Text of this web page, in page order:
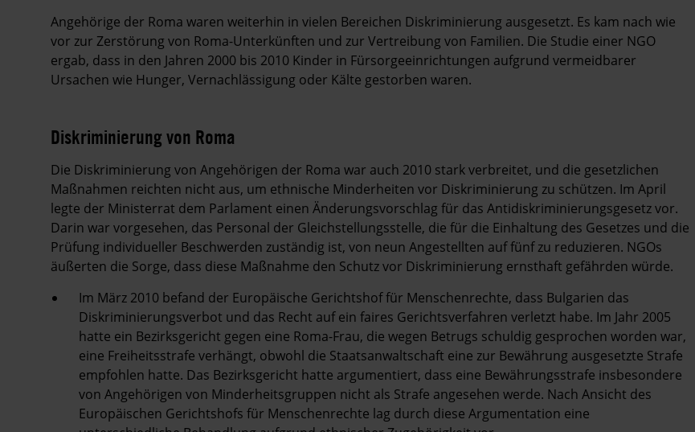
Angehörige der Roma waren weiterhin in vielen Bereichen Diskriminierung ausgesetzt. Es kam nach wie
vor zur Zerstörung von Roma-Unterkünften und zur Vertreibung von Familien. Die Studie einer NGO
ergab, dass in den Jahren 2000 bis 2010 Kinder in Fürsorgeeinrichtungen aufgrund vermeidbarer
Ursachen wie Hunger, Vernachlässigung oder Kälte gestorben waren.
Diskriminierung von Roma
Die Diskriminierung von Angehörigen der Roma war auch 2010 stark verbreitet, und die gesetzlichen
Maßnahmen reichten nicht aus, um ethnische Minderheiten vor Diskriminierung zu schützen. Im April
legte der Ministerrat dem Parlament einen Änderungsvorschlag für das Antidiskriminierungsgesetz vor.
Darin war vorgesehen, das Personal der Gleichstellungsstelle, die für die Einhaltung des Gesetzes und die
Prüfung individueller Beschwerden zuständig ist, von neun Angestellten auf fünf zu reduzieren. NGOs
äußerten die Sorge, dass diese Maßnahme den Schutz vor Diskriminierung ernsthaft gefährden würde.
Im März 2010 befand der Europäische Gerichtshof für Menschenrechte, dass Bulgarien das
Diskriminierungsverbot und das Recht auf ein faires Gerichtsverfahren verletzt habe. Im Jahr 2005
hatte ein Bezirksgericht gegen eine Roma-Frau, die wegen Betrugs schuldig gesprochen worden war,
eine Freiheitsstrafe verhängt, obwohl die Staatsanwaltschaft eine zur Bewährung ausgesetzte Strafe
empfohlen hatte. Das Bezirksgericht hatte argumentiert, dass eine Bewährungsstrafe insbesondere
von Angehörigen von Minderheitsgruppen nicht als Strafe angesehen werde. Nach Ansicht des
Europäischen Gerichtshofs für Menschenrechte lag durch diese Argumentation eine